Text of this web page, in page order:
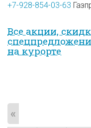
+7-928-854-03-63
Все акции,
на курорте
«